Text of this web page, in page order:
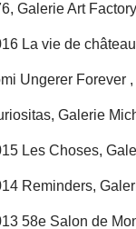
Galerie Art
La vie de
Ungerer Forever
Galerie
Les Choses,
Reminders,
58e Salon de